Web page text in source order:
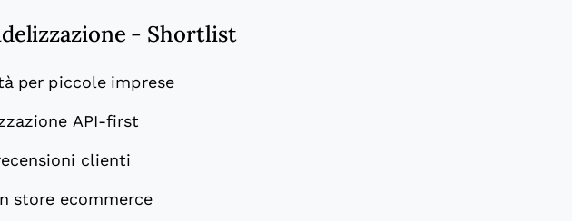
- Shortlist
per piccole imprese
API-first
clienti
store ecommerce